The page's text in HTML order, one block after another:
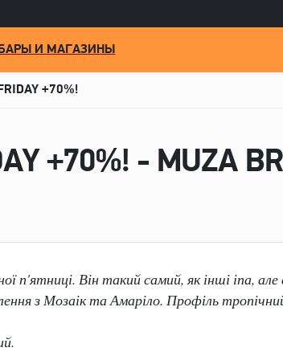
БАРЫ И МАГАЗИНЫ
+70%!
+70%! - MUZA
п'ятниці. Він такий самий, як інші іпа, але
з Мозаік та Амаріло. Профіль